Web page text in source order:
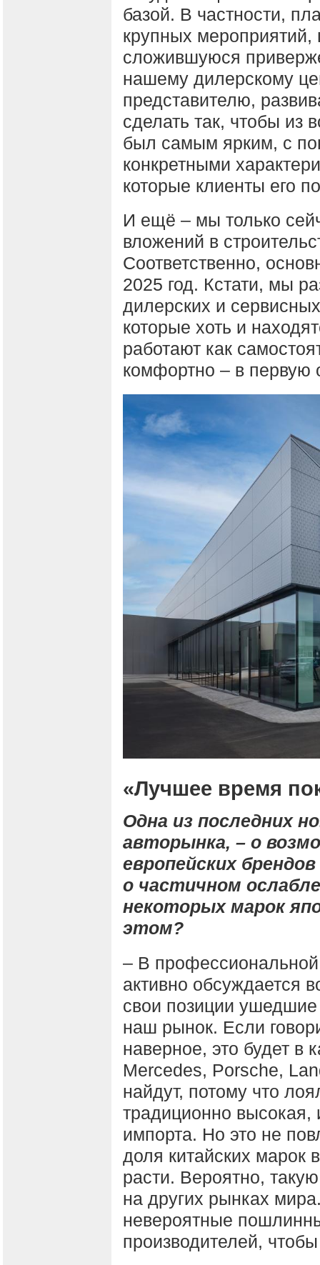
базой. В частности,
крупных
сложившуюся
нашему дилерскому
представителю,
сделать так, чтобы из
был самым ярким, с
конкретными
которые клиенты его
И ещё – мы только
вложений в
Соответственно,
2025 год. Кстати, мы
дилерских и
которые хоть и
работают как
комфортно – в первую
«Лучшее время
Одна из последних
авторынка, – о
европейских
о частичном
некоторых марок
этом?
– В
активно обсуждается
свои позиции
наш рынок. Если
наверное, это будет в
Mercedes, Porsche,
найдут, потому что
традиционно
импорта. Но это не
доля китайских марок
расти. Вероятно,
на других рынках
невероятные
производителей,